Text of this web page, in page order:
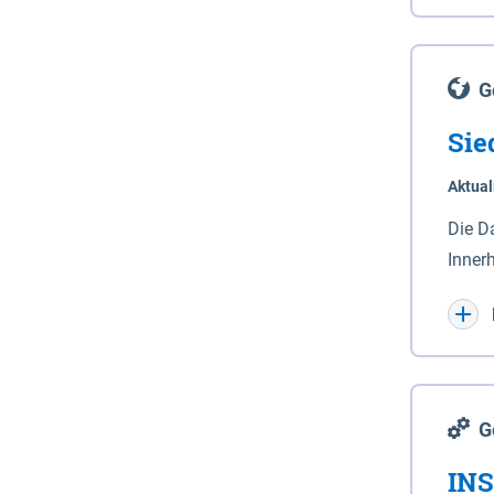
Die